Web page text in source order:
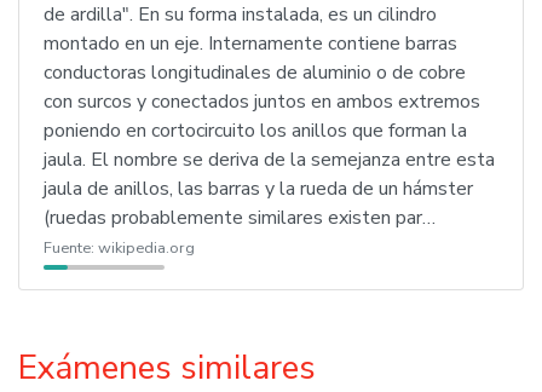
de ardilla". En su forma instalada, es un cilindro
montado en un eje. Internamente contiene barras
conductoras longitudinales de aluminio o de cobre
con surcos y conectados juntos en ambos extremos
poniendo en cortocircuito los anillos que forman la
jaula. El nombre se deriva de la semejanza entre esta
jaula de anillos, las barras y la rueda de un hámster
(ruedas probablemente similares existen par…
Fuente: wikipedia.org
Exámenes similares